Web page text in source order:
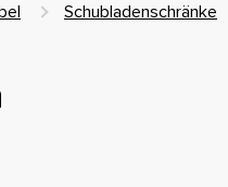
Schubladenschränke